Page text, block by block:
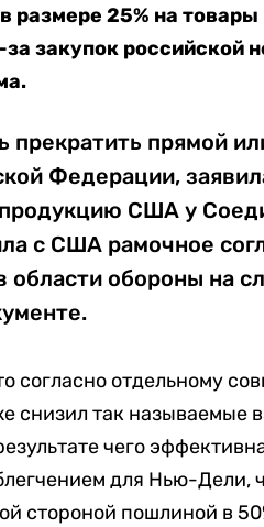
размере 25% на
за закупок российской
прекратить прямой
Федерации,
США у
с США рамочное
области обороны на
согласно отдельному
снизил так называемые
чего
для Нью-Дели,
стороной пошлиной в